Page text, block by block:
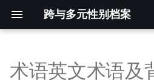
跨与多元性别档案
术语英文术语及